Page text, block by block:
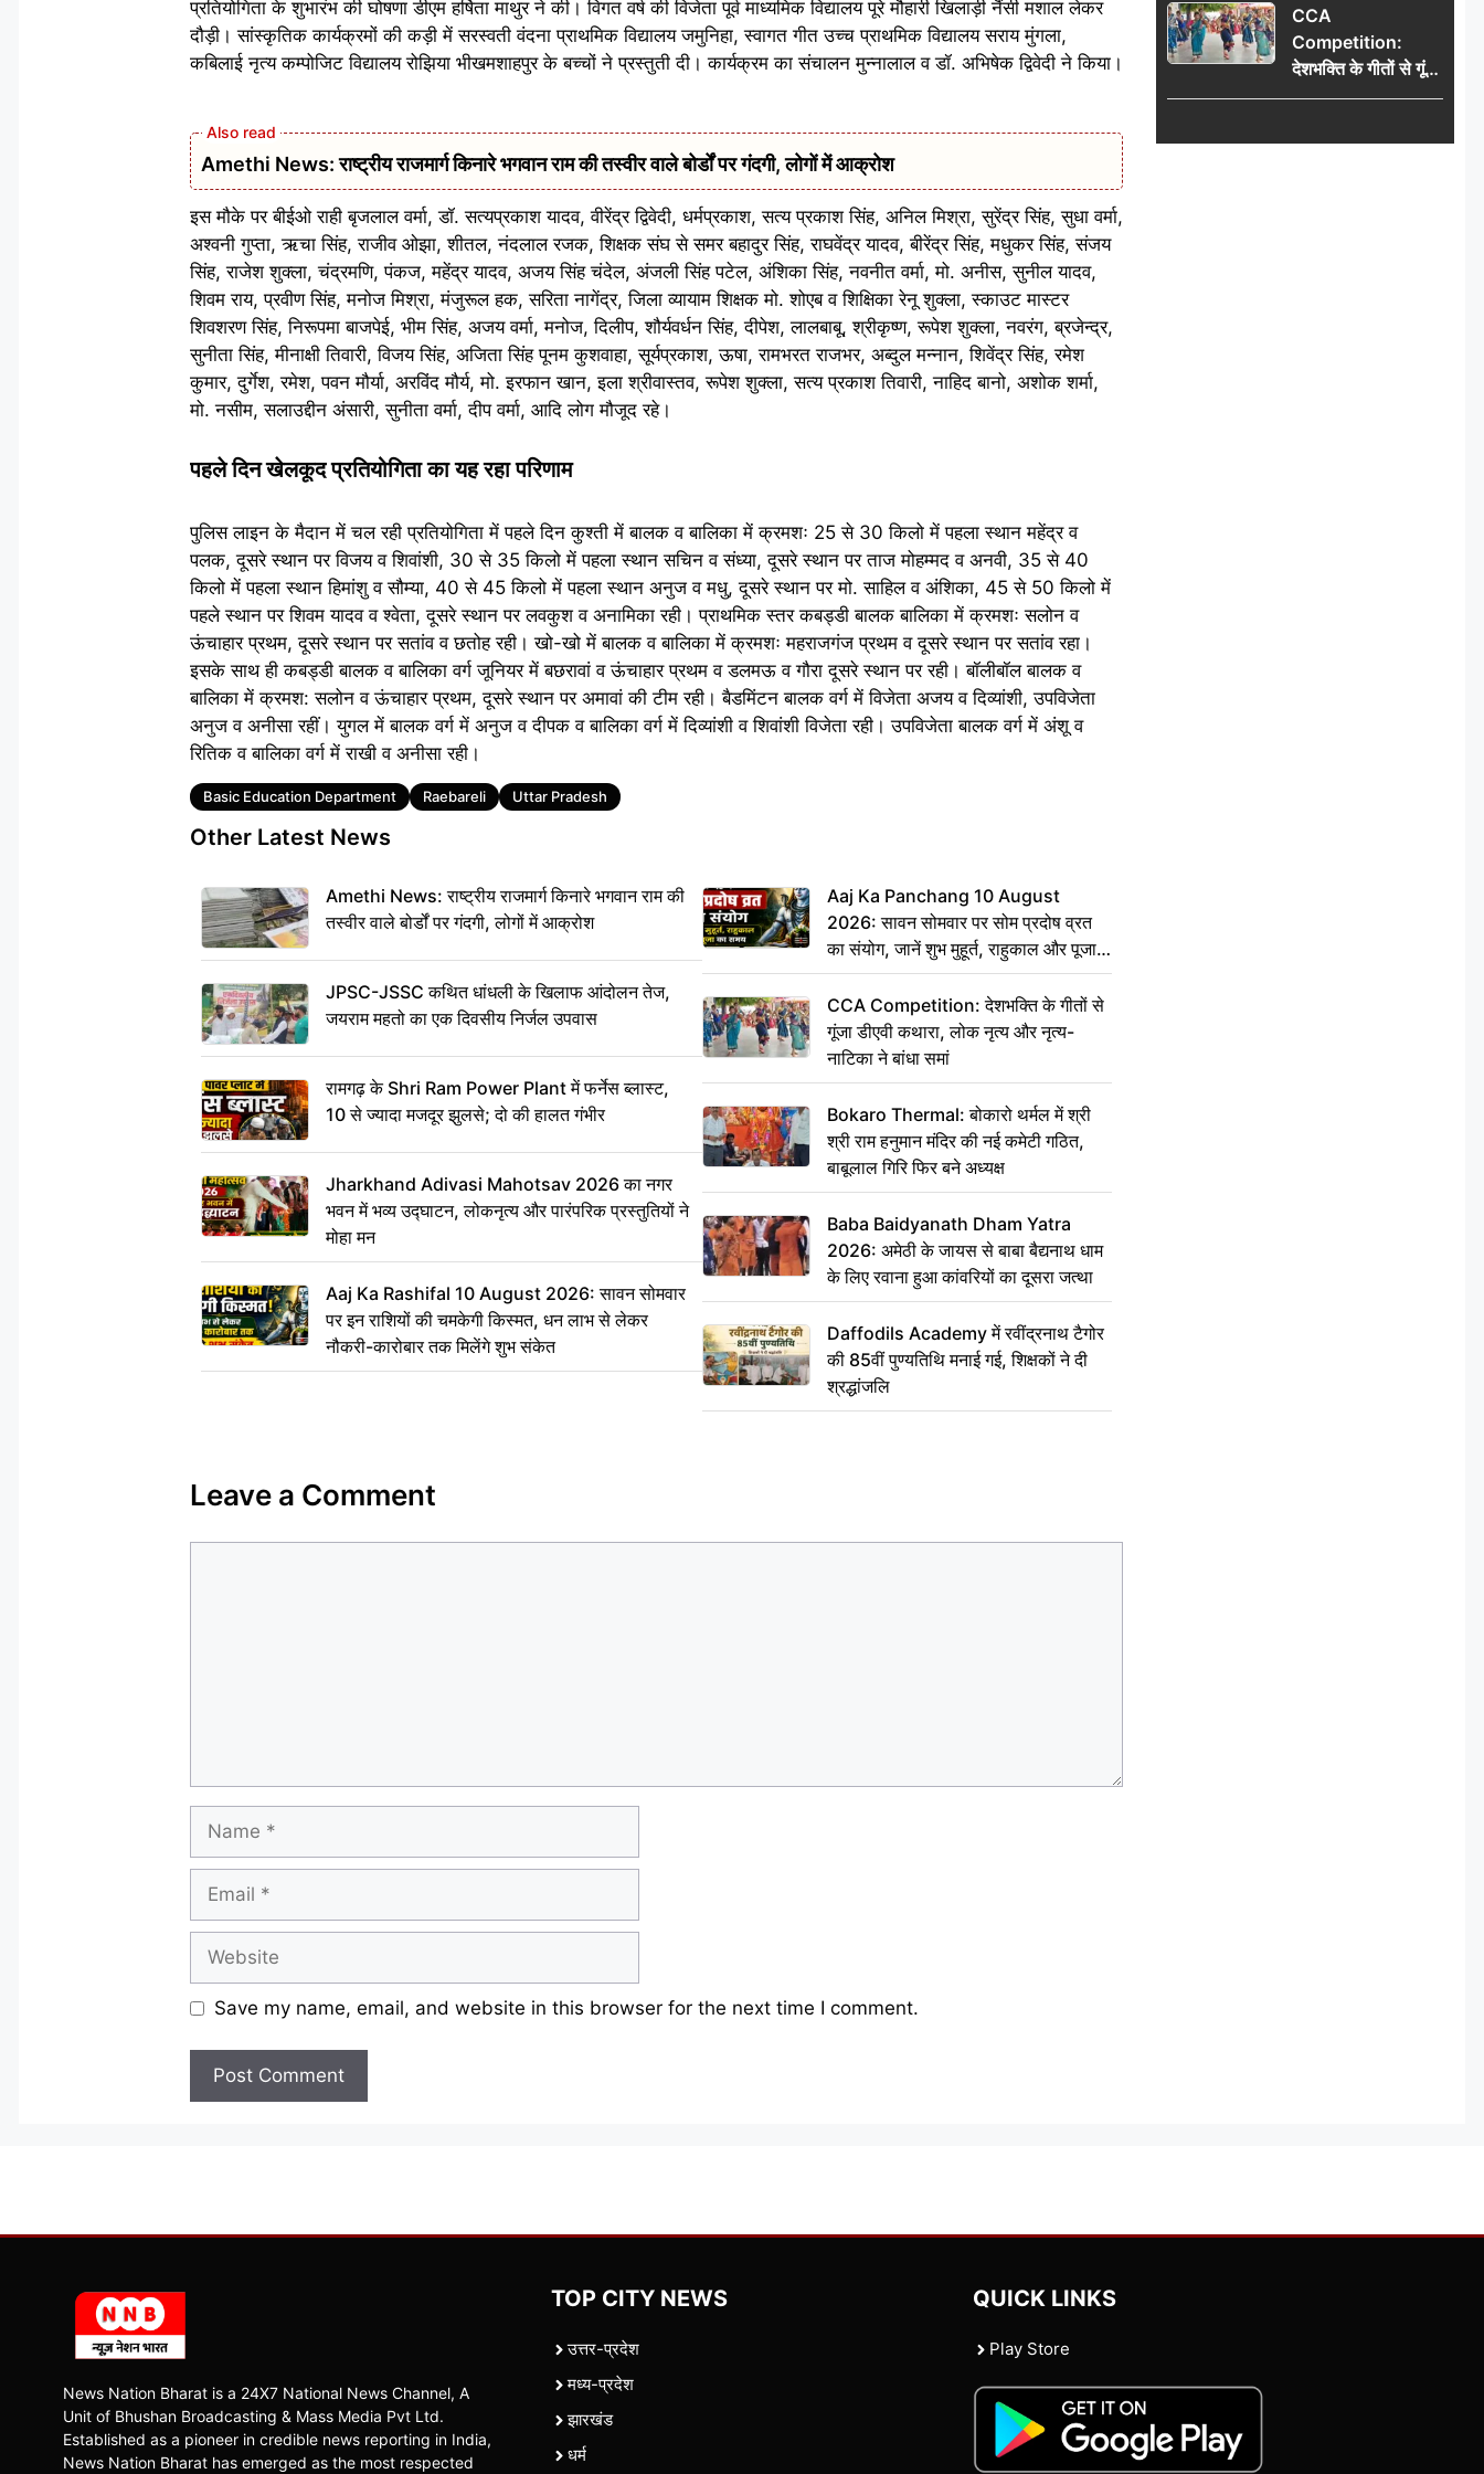
प्रतियोगिता के शुभारंभ की घोषणा डीएम हर्षिता माथुर ने की। विगत वर्ष की विजेता पूर्व माध्यमिक विद्यालय पूरे मौहारी खिलाड़ी नैंसी मशाल लेकर
दौड़ी। सांस्कृतिक कार्यक्रमों की कड़ी में सरस्वती वंदना प्राथमिक विद्यालय जमुनिहा, स्वागत गीत उच्च प्राथमिक विद्यालय सराय मुंगला,
कबिलाई नृत्य कम्पोजिट विद्यालय रोझिया भीखमशाहपुर के बच्चों ने प्रस्तुती दी। कार्यक्रम का संचालन मुन्नालाल व डॉ. अभिषेक द्विवेदी ने किया।
Amethi News: राष्ट्रीय राजमार्ग किनारे भगवान राम की तस्वीर वाले बोर्डों पर गंदगी, लोगों में आक्रोश
इस मौके पर बीईओ राही बृजलाल वर्मा, डॉ. सत्यप्रकाश यादव, वीरेंद्र द्विवेदी, धर्मप्रकाश, सत्य प्रकाश सिंह, अनिल मिश्रा, सुरेंद्र सिंह, सुधा वर्मा,
अश्वनी गुप्ता, ऋचा सिंह, राजीव ओझा, शीतल, नंदलाल रजक, शिक्षक संघ से समर बहादुर सिंह, राघवेंद्र यादव, बीरेंद्र सिंह, मधुकर सिंह, संजय
सिंह, राजेश शुक्ला, चंद्रमणि, पंकज, महेंद्र यादव, अजय सिंह चंदेल, अंजली सिंह पटेल, अंशिका सिंह, नवनीत वर्मा, मो. अनीस, सुनील यादव,
शिवम राय, प्रवीण सिंह, मनोज मिश्रा, मंजुरूल हक, सरिता नागेंद्र, जिला व्यायाम शिक्षक मो. शोएब व शिक्षिका रेनू शुक्ला, स्काउट मास्टर
शिवशरण सिंह, निरूपमा बाजपेई, भीम सिंह, अजय वर्मा, मनोज, दिलीप, शौर्यवर्धन सिंह, दीपेश, लालबाबू, श्रीकृष्ण, रूपेश शुक्ला, नवरंग, ब्रजेन्द्र,
सुनीता सिंह, मीनाक्षी तिवारी, विजय सिंह, अजिता सिंह पूनम कुशवाहा, सूर्यप्रकाश, ऊषा, रामभरत राजभर, अब्दुल मन्नान, शिवेंद्र सिंह, रमेश
कुमार, दुर्गेश, रमेश, पवन मौर्या, अरविंद मौर्य, मो. इरफान खान, इला श्रीवास्तव, रूपेश शुक्ला, सत्य प्रकाश तिवारी, नाहिद बानो, अशोक शर्मा,
मो. नसीम, सलाउद्दीन अंसारी, सुनीता वर्मा, दीप वर्मा, आदि लोग मौजूद रहे।
पहले दिन खेलकूद प्रतियोगिता का यह रहा परिणाम
पुलिस लाइन के मैदान में चल रही प्रतियोगिता में पहले दिन कुश्ती में बालक व बालिका में क्रमशः 25 से 30 किलो में पहला स्थान महेंद्र व
पलक, दूसरे स्थान पर विजय व शिवांशी, 30 से 35 किलो में पहला स्थान सचिन व संध्या, दूसरे स्थान पर ताज मोहम्मद व अनवी, 35 से 40
किलो में पहला स्थान हिमांशु व सौम्या, 40 से 45 किलो में पहला स्थान अनुज व मधु, दूसरे स्थान पर मो. साहिल व अंशिका, 45 से 50 किलो में
पहले स्थान पर शिवम यादव व श्वेता, दूसरे स्थान पर लवकुश व अनामिका रही। प्राथमिक स्तर कबड्डी बालक बालिका में क्रमशः सलोन व
ऊंचाहार प्रथम, दूसरे स्थान पर सतांव व छतोह रही। खो-खो में बालक व बालिका में क्रमशः महराजगंज प्रथम व दूसरे स्थान पर सतांव रहा।
इसके साथ ही कबड्डी बालक व बालिका वर्ग जूनियर में बछरावां व ऊंचाहार प्रथम व डलमऊ व गौरा दूसरे स्थान पर रही। बॉलीबॉल बालक व
बालिका में क्रमश: सलोन व ऊंचाहार प्रथम, दूसरे स्थान पर अमावां की टीम रही। बैडमिंटन बालक वर्ग में विजेता अजय व दिव्यांशी, उपविजेता
अनुज व अनीसा रहीं। युगल में बालक वर्ग में अनुज व दीपक व बालिका वर्ग में दिव्यांशी व शिवांशी विजेता रही। उपविजेता बालक वर्ग में अंशू व
रितिक व बालिका वर्ग में राखी व अनीसा रही।
Tags
Basic Education Department Raebareli Uttar Pradesh
Other Latest News
Amethi News: राष्ट्रीय राजमार्ग किनारे भगवान राम की
तस्वीर वाले बोर्डों पर गंदगी, लोगों में आक्रोश
JPSC-JSSC कथित धांधली के खिलाफ आंदोलन तेज,
जयराम महतो का एक दिवसीय निर्जल उपवास
रामगढ़ के Shri Ram Power Plant में फर्नेस ब्लास्ट,
10 से ज्यादा मजदूर झुलसे; दो की हालत गंभीर
Jharkhand Adivasi Mahotsav 2026 का नगर
भवन में भव्य उद्घाटन, लोकनृत्य और पारंपरिक प्रस्तुतियों ने
मोहा मन
Aaj Ka Rashifal 10 August 2026: सावन सोमवार
पर इन राशियों की चमकेगी किस्मत, धन लाभ से लेकर
नौकरी-कारोबार तक मिलेंगे शुभ संकेत
Aaj Ka Panchang 10 August
2026: सावन सोमवार पर सोम प्रदोष व्रत
का संयोग, जानें शुभ मुहूर्त, राहुकाल और पूजा
का समय
CCA Competition: देशभक्ति के गीतों से
गूंजा डीएवी कथारा, लोक नृत्य और नृत्य-
नाटिका ने बांधा समां
Bokaro Thermal: बोकारो थर्मल में श्री
श्री राम हनुमान मंदिर की नई कमेटी गठित,
बाबूलाल गिरि फिर बने अध्यक्ष
Baba Baidyanath Dham Yatra
2026: अमेठी के जायस से बाबा बैद्यनाथ धाम
के लिए रवाना हुआ कांवरियों का दूसरा जत्था
Daffodils Academy में रवींद्रनाथ टैगोर
की 85वीं पुण्यतिथि मनाई गई, शिक्षकों ने दी
श्रद्धांजलि
Leave a Comment
Save my name, email, and website in this browser for the next time I comment.
और पूजा का समय
CCA
Competition:
देशभक्ति के गीतों से गूंजा
डीएवी कथारा, लोक
बांधा समां
News Nation Bharat is a 24X7 National News Channel, A
Unit of Bhushan Broadcasting & Mass Media Pvt Ltd.
Established as a pioneer in credible news reporting in India,
News Nation Bharat has emerged as the most respected
TOP CITY NEWS
उत्तर-प्रदेश
मध्य-प्रदेश
झारखंड
धर्म
QUICK LINKS
Play Store